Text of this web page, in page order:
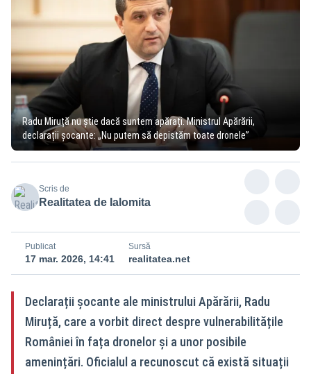
Radu Miruță nu știe dacă suntem apărați. Ministrul Apărării,
declarații șocante: „Nu putem să depistăm toate dronele”
Scris de
Realitatea de Ialomita
Publicat
17 mar. 2026, 14:41
Sursă
realitatea.net
Declarații șocante ale ministrului Apărării, Radu
Miruță, care a vorbit direct despre vulnerabilitățile
României în fața dronelor și a unor posibile
amenințări. Oficialul a recunoscut că există situații